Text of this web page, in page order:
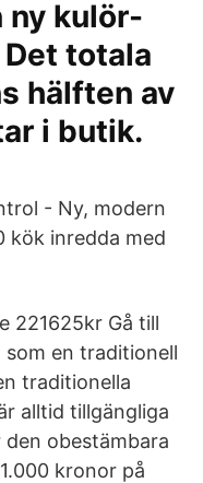
ny kulör-
totala
hälften av
i butik.
- Ny, modern
kök inredda med
221625kr Gå till
som en traditionell
traditionella
alltid tillgängliga
obestämbara
kronor på